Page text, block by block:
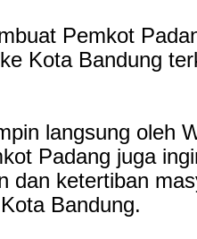
Pemkot
Kota Bandung
langsung oleh
Padang juga
dan ketertiban
Bandung.